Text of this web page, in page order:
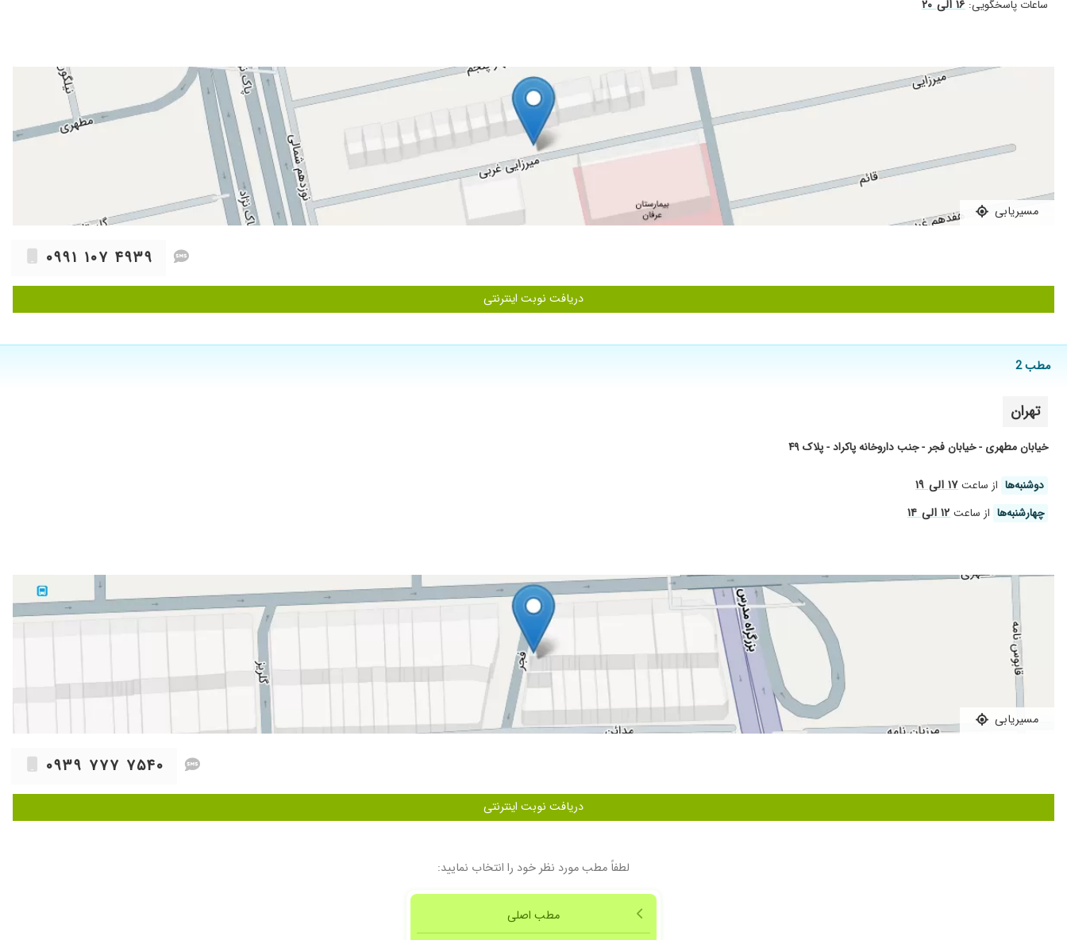
مطب اصلی:
سعادت آباد، خیابان سرو غربی، خیابان بخشایش، ضلع شمالی بیمارستان عرفان خیابان میرزایی (۱۵ غربی)، پلاک ۹، بلوک غربی، طبقه سوم، واحد ۹
ساعات پاسخگویی: ۱۶ الی ۲۰
مسیریابی
۰۹۹۱ ۱۰۷ ۴۹۳۹
دریافت نوبت اینترنتی
مطب 2
تهران
خیابان مطهری - خیابان فجر - جنب داروخانه پاکراد - پلاک ۴۹
دوشنبه‌ها از ساعت۱۷ الی ۱۹
چهارشنبه‌ها از ساعت۱۲ الی ۱۴
مسیریابی
۰۹۳۹ ۷۷۷ ۷۵۴۰
دریافت نوبت اینترنتی
لطفاً مطب مورد نظر خود را انتخاب نمایید:
مطب اصلی